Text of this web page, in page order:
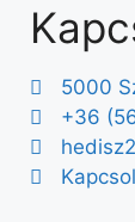
5000
+36